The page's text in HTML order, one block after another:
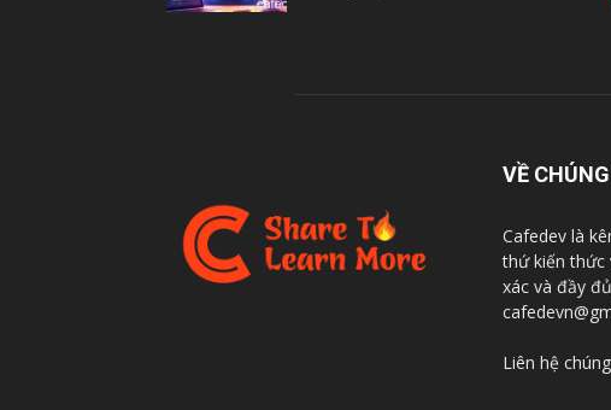
VỀ
Cafedev là
thứ kiến thức
xác và đầy
Liên hệ